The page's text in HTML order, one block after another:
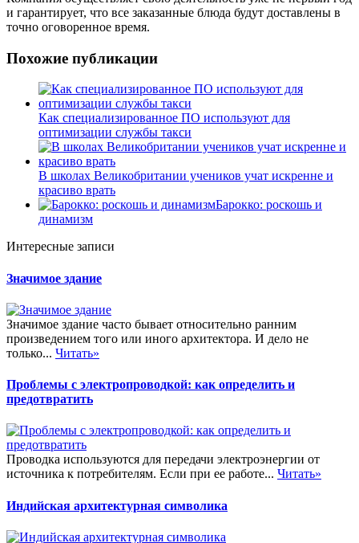
и гарантирует, что все заказанные блюда будут доставлены в
точно оговоренное время.
Похожие публикации
Как специализированное ПО используют для
оптимизации службы такси
В школах Великобритании учеников учат искренне и
красиво врать
Барокко: роскошь и
динамизм
Интересные записи
Значимое здание
Значимое здание часто бывает относительно ранним
произведением того или иного архитектора. И дело не
только... Читать»
Проблемы с электропроводкой: как определить и
предотвратить
Проводка используются для передачи электроэнергии от
источника к потребителям. Если при ее работе... Читать»
Индийская архитектурная символика